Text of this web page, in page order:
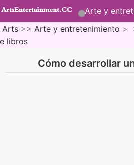
Arte y
Arts >> Arte y entretenimiento >
e libros
Cómo desarrollar